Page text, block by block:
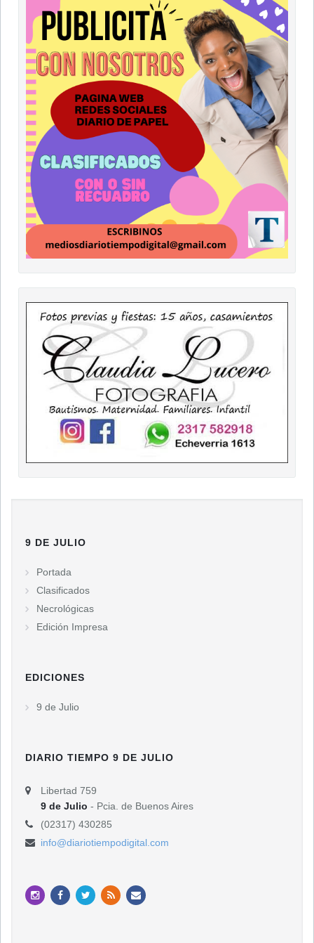
9 DE JULIO
Portada
Clasificados
Necrológicas
Edición Impresa
EDICIONES
9 de Julio
DIARIO TIEMPO 9 DE JULIO
Libertad 759
9 de Julio - Pcia. de Buenos Aires
(02317) 430285
info@diariotiempodigital.com